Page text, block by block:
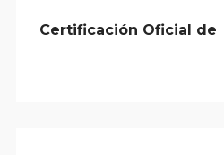
Certificación Oficial de